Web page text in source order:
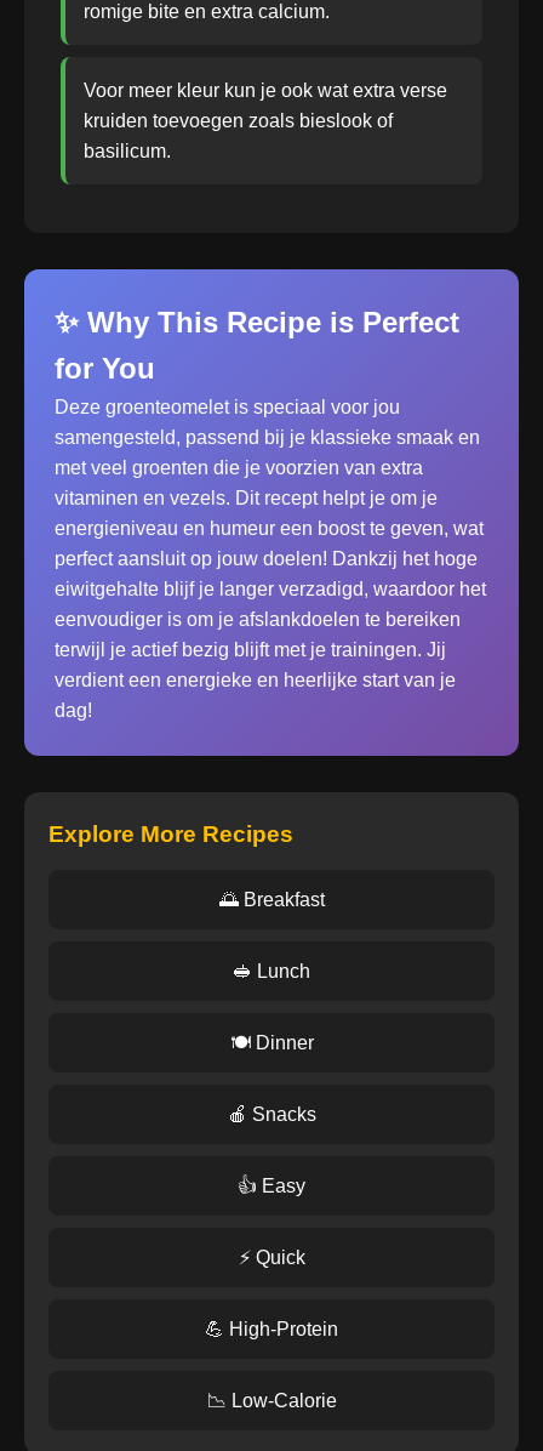
romige bite en extra calcium.
Voor meer kleur kun je ook wat extra verse
kruiden toevoegen zoals bieslook of
basilicum.
✨ Why This Recipe is Perfect
for You
Deze groenteomelet is speciaal voor jou
samengesteld, passend bij je klassieke smaak en
met veel groenten die je voorzien van extra
vitaminen en vezels. Dit recept helpt je om je
energieniveau en humeur een boost te geven, wat
perfect aansluit op jouw doelen! Dankzij het hoge
eiwitgehalte blijf je langer verzadigd, waardoor het
eenvoudiger is om je afslankdoelen te bereiken
terwijl je actief bezig blijft met je trainingen. Jij
verdient een energieke en heerlijke start van je
dag!
Explore More Recipes
🌅 Breakfast
🥪 Lunch
🍽️ Dinner
🍎 Snacks
👍 Easy
⚡ Quick
💪 High-Protein
📉 Low-Calorie